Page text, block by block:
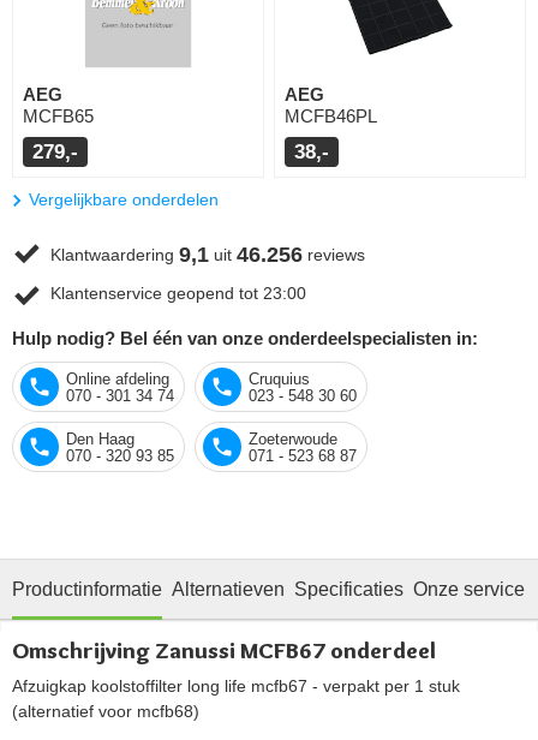
AEG
MCFB65
279,-
AEG
MCFB46PL
38,-
Vergelijkbare onderdelen
Klantwaardering 9,1 uit 46.256 reviews
Klantenservice geopend tot 23:00
Hulp nodig? Bel één van onze onderdeelspecialisten in:
Online afdeling
070 - 301 34 74
Cruquius
023 - 548 30 60
Den Haag
070 - 320 93 85
Zoeterwoude
071 - 523 68 87
Productinformatie Alternatieven Specificaties Onze service
Omschrijving Zanussi MCFB67 onderdeel
Afzuigkap koolstoffilter long life mcfb67 - verpakt per 1 stuk
(alternatief voor mcfb68)